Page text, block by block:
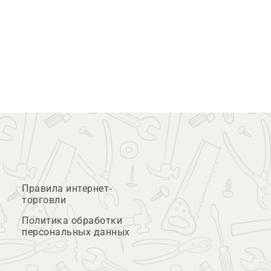
Правила интернет-
торговли
Политика обработки
персональных данных